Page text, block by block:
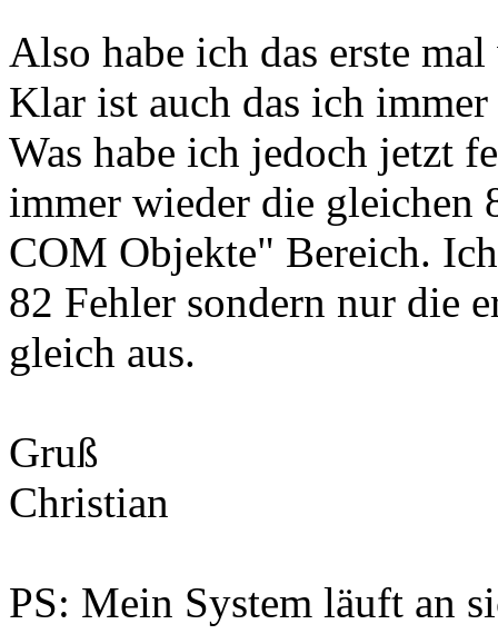
Also habe ich das erste
Klar ist auch das ich immer
Was habe ich jedoch jetzt
immer wieder die
COM Objekte" Bereich.
82 Fehler sondern nur die
gleich aus.
Gruß
Christian
PS: Mein System läuft an